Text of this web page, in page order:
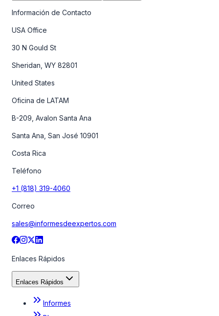
Información de Contacto
USA Office
30 N Gould St
Sheridan, WY 82801
United States
Oficina de LATAM
B-209, Avalon Santa Ana
Santa Ana, San José 10901
Costa Rica
Teléfono
+1 (818) 319-4060
Correo
sales@informesdeexpertos.com
Enlaces Rápidos
Enlaces Rápidos
Informes